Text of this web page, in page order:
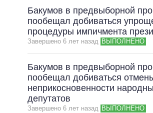
Бакумов в предвыборной
пообещал добиваться
процедуры импичмента
Завершено 6 лет назад ВЫПОЛНЕНО
Бакумов в предвыборной
пообещал добиваться
неприкосновенности
депутатов
Завершено 6 лет назад ВЫПОЛНЕНО